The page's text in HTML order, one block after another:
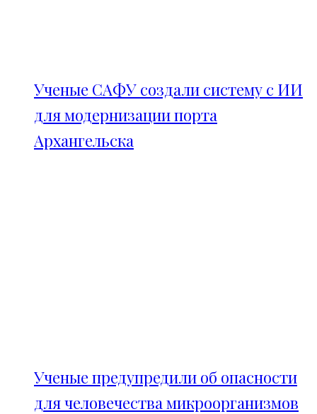
Ученые САФУ создали систему с ИИ
для модернизации порта
Архангельска
Ученые предупредили об опасности
для человечества микроорганизмов